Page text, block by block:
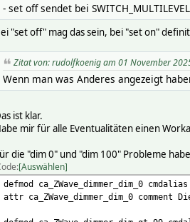
- set off sendet bei
"set off" mag das sein, bei "set on"
Zitat von: rudolfkoenig am 01 November
Wenn man was Anderes angezeigt
ist klar.
mir für alle Eventualitäten einen
die "dim 0" und "dim 100" Probleme
Auswählen
defmod ca_ZWave_dimmer_dim_0
attr ca_ZWave_dimmer_dim_0